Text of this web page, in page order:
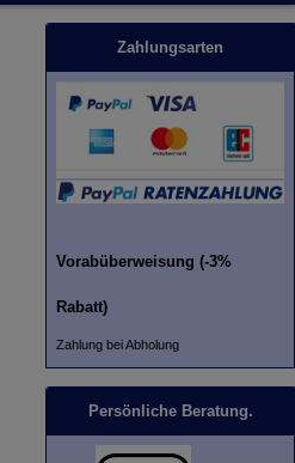
Zahlungsarten
Vorabüberweisung (-3%
Rabatt)
Zahlung bei Abholung
Persönliche Beratung.